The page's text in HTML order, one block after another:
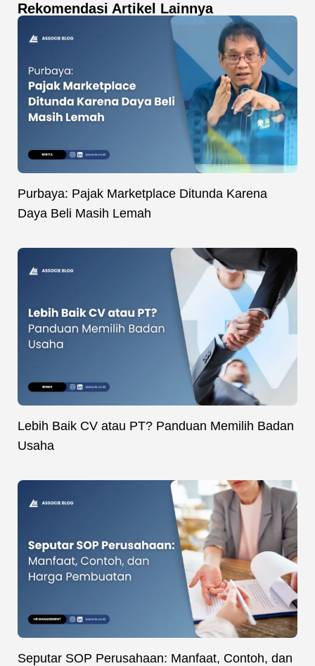
Rekomendasi Artikel Lainnya
Purbaya: Pajak Marketplace Ditunda Karena
Daya Beli Masih Lemah
Lebih Baik CV atau PT? Panduan Memilih Badan
Usaha
Seputar SOP Perusahaan: Manfaat, Contoh, dan